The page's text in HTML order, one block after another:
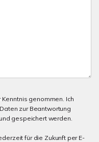
Kenntnis genommen. Ich
zur Beantwortung
gespeichert werden.
für die Zukunft per E-